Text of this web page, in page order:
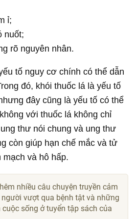
ỉ;
nuốt;
rõ nguyên nhân.
tố nguy cơ chính có thể dẫn
đó, khói thuốc lá là yếu tố
đây cũng là yếu tố có thể
với thuốc lá không chỉ
thư nói chung và ung thư
còn giúp hạn chế mắc và tử
mạch và hô hấp.
nhiều câu chuyện truyền cảm
vượt qua bệnh tật và những
sống ở tuyển tập sách của